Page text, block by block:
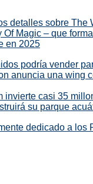
detalles sobre The
Magic – que
en 2025
podría vender
anuncia una wing
invierte casi 35
su parque
dedicado a los